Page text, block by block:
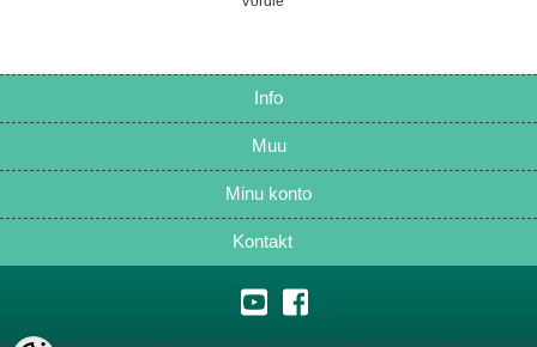
Info
Muu
Minu konto
Kontakt